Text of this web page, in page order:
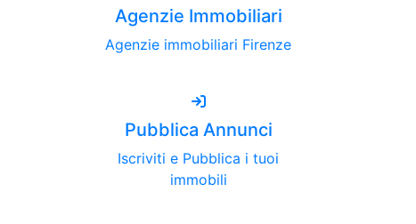
Agenzie Immobiliari
Agenzie immobiliari Firenze
Pubblica Annunci
Iscriviti e Pubblica i tuoi
immobili